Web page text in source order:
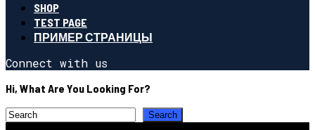
SHOP
TEST PAGE
ПРИМЕР СТРАНИЦЫ
Connect with us
Hi, What Are You Looking For?